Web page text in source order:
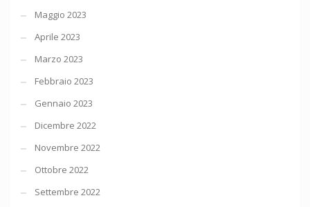
Maggio 2023
Aprile 2023
Marzo 2023
Febbraio 2023
Gennaio 2023
Dicembre 2022
Novembre 2022
Ottobre 2022
Settembre 2022